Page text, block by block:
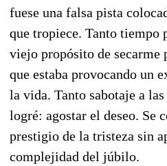
fuese una falsa pista
que tropiece. Tanto tiempo
viejo propósito de secarme
que estaba provocando un
la vida. Tanto sabotaje a
logré: agostar el deseo. Se
prestigio de la tristeza sin
complejidad del júbilo.